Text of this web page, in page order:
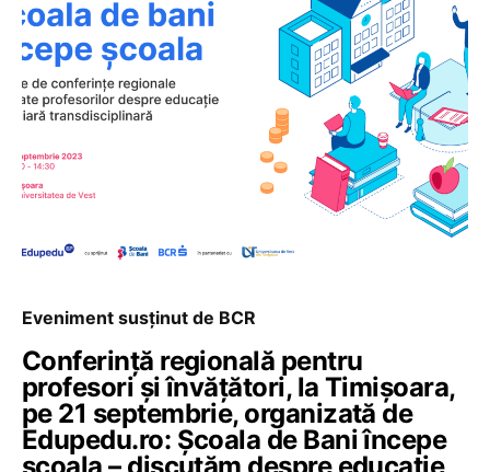
Eveniment susținut de BCR
Conferință regională pentru
profesori și învățători, la Timișoara,
pe 21 septembrie, organizată de
Edupedu.ro: Școala de Bani începe